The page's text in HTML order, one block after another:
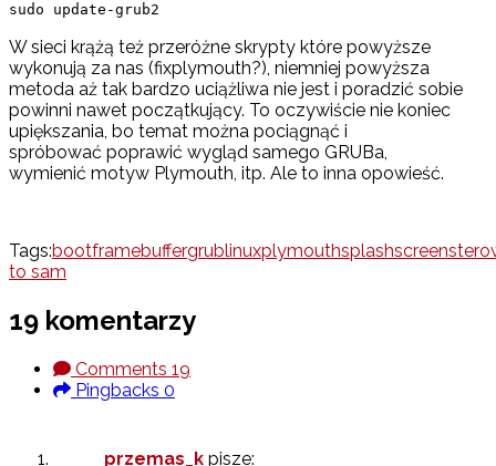
sudo update-grub2
W sieci krążą też przeróżne skrypty które powyższe
wykonują za nas (fixplymouth?), niemniej powyższa
metoda aż tak bardzo uciążliwa nie jest i poradzić sobie
powinni nawet początkujący. To oczywiście nie koniec
upiększania, bo temat można pociągnąć i
spróbować poprawić wygląd samego GRUBa,
wymienić motyw Plymouth, itp. Ale to inna opowieść.
Tags:bootframebuffergrublinuxplymouthsplashscreen
to sam
19 komentarzy
Comments 19
Pingbacks 0
przemas_k pisze: